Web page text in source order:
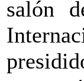
salón